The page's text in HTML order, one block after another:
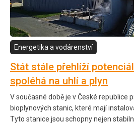
Energetika a vodárenství
Stát stále přehlíží
spoléhá na uhlí a plyn
V současné době je v České republice
bioplynových stanic, které mají
Tyto stanice jsou schopny nejen